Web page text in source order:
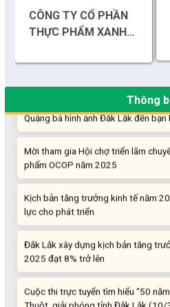
CÔNG TY CỔ PHẦN
THỰC PHẨM XANH
Thông
Khi khoa học - công nghệ chưa có
Chế biến sâu – Nâng cao giá trị nông
Quảng bá hình ảnh Đắk Lắk đến
Mời tham gia Hội chợ triển lãm
phẩm OCOP năm 2025
Kịch bản tăng trưởng kinh tế năm
lực cho phát triển
Đắk Lắk xây dựng kịch bản tăng
2025 đạt 8% trở lên
Cuộc thi trực tuyến tìm hiểu “50
Thuột, giải phóng tỉnh Đắk Lắk